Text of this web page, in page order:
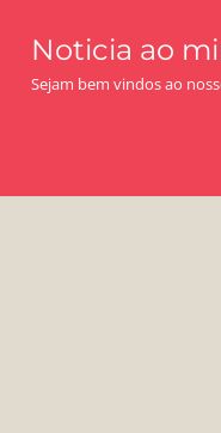
content
Noticia ao
Sejam bem vindos ao